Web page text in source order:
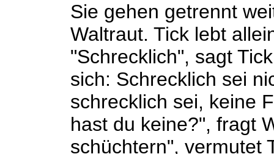
Sie gehen getrennt
Waltraut. Tick lebt
"Schrecklich", sagt
sich: Schrecklich sei
schrecklich sei, keine
hast du keine?", fragt
schüchtern", vermutet